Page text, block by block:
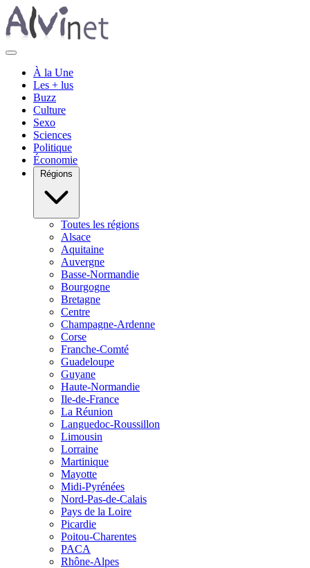
À la Une
Les + lus
Buzz
Culture
Sexo
Sciences
Politique
Économie
Régions
Toutes les régions
Alsace
Aquitaine
Auvergne
Basse-Normandie
Bourgogne
Bretagne
Centre
Champagne-Ardenne
Corse
Franche-Comté
Guadeloupe
Guyane
Haute-Normandie
Ile-de-France
La Réunion
Languedoc-Roussillon
Limousin
Lorraine
Martinique
Mayotte
Midi-Pyrénées
Nord-Pas-de-Calais
Pays de la Loire
Picardie
Poitou-Charentes
PACA
Rhône-Alpes